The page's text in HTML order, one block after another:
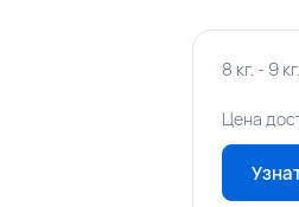
8 кг. - 9
Цена